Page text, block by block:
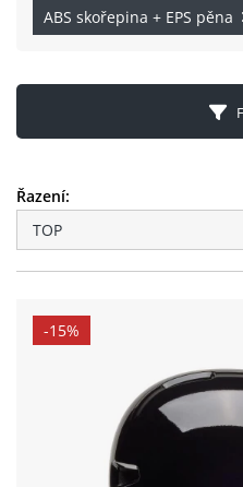
ABS skořepina + EPS pěna
Řazení:
-15%